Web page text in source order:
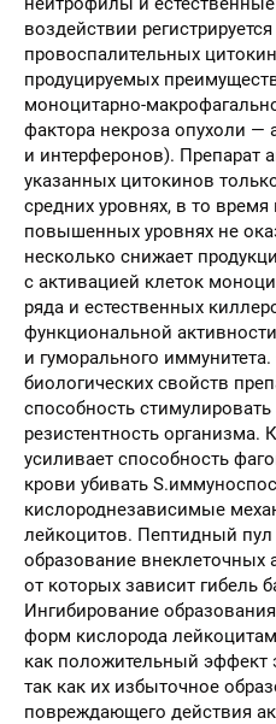
воздействии
провоспалительных
продуцируемых
моноцитарно-
фактора некроза опухоли
и интерферонов). Препарат
указанных цитокинов
средних уровнях, в то время
повышенных уровнях не
несколько снижает
с активацией клеток
ряда и естественных
функциональной
и гуморального
биологических свойств
способность
резистентность
усиливает способность
крови убивать
кислороднезависимые
лейкоцитов. Пептидный
образование
от которых зависит гибель
Ингибирование
форм кислорода
как положительный эффект
так как их избыточное
повреждающего действия